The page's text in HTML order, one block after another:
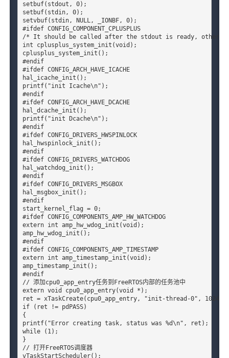
setbuf(stdout, 0);
setbuf(stdin, 0);
setvbuf(stdin, NULL, _IONBF, 0);
#ifdef CONFIG_COMPONENT_CPLUSPLUS
/* It should be called after the stdout is ready,
int cplusplus_system_init(void);
cplusplus_system_init();
#endif
#ifdef CONFIG_ARCH_HAVE_ICACHE
hal_icache_init();
printf("init Icache\n");
#endif
#ifdef CONFIG_ARCH_HAVE_DCACHE
hal_dcache_init();
printf("init Dcache\n");
#endif
#ifdef CONFIG_DRIVERS_HWSPINLOCK
hal_hwspinlock_init();
#endif
#ifdef CONFIG_DRIVERS_WATCHDOG
hal_watchdog_init();
#endif
#ifdef CONFIG_DRIVERS_MSGBOX
hal_msgbox_init();
#endif
start_kernel_flag = 0;
#ifdef CONFIG_COMPONENTS_AMP_HW_WATCHDOG
extern int amp_hw_wdog_init(void);
amp_hw_wdog_init();
#endif
#ifdef CONFIG_COMPONENTS_AMP_TIMESTAMP
extern int amp_timestamp_init(void);
amp_timestamp_init();
#endif
// 添加cpu0_app_entry任务到FreeRTOS内部的任务池中
extern void cpu0_app_entry(void *);
ret = xTaskCreate(cpu0_app_entry, "init-thread-0", 1024,
if (ret != pdPASS)
{
printf("Error creating task, status was %d\n", ret);
while (1);
}
// 打开FreeRTOS调度器
vTaskStartScheduler();